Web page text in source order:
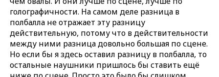
голографичности. На самом деле разница в
полбалла не отражает эту разницу
действительную, потому что в действительности
между ними разница довольно большая по сцене.
Но если бы я здесь оставил разницу в полбалла, то
остальные наушники пришлось бы ставить ещё